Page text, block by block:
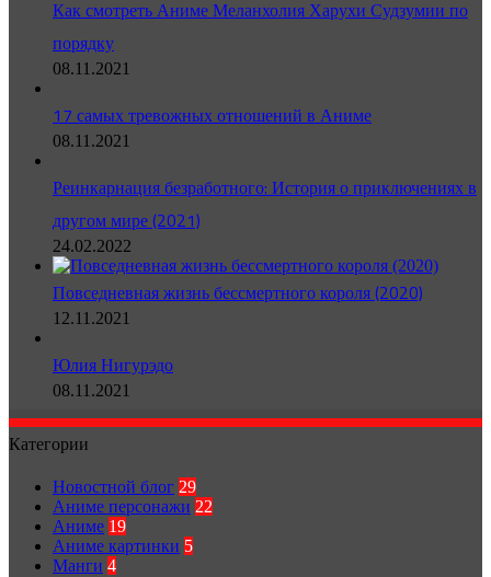
Как смотреть Аниме Меланхолия Харухи Судзумии по
порядку
08.11.2021
17 самых тревожных отношений в Аниме
08.11.2021
Реинкарнация безработного: История о приключениях в
другом мире (2021)
24.02.2022
Повседневная жизнь бессмертного короля (2020)
12.11.2021
Юлия Нигурэдо
08.11.2021
Категории
Новостной блог 29
Аниме персонажи 22
Аниме 19
Аниме картинки 5
Манги 4